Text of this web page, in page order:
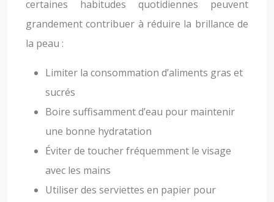
certaines habitudes quotidiennes peuvent
grandement contribuer à réduire la brillance de
la peau :
Limiter la consommation d’aliments gras et
sucrés
Boire suffisamment d’eau pour maintenir
une bonne hydratation
Éviter de toucher fréquemment le visage
avec les mains
Utiliser des serviettes en papier pour